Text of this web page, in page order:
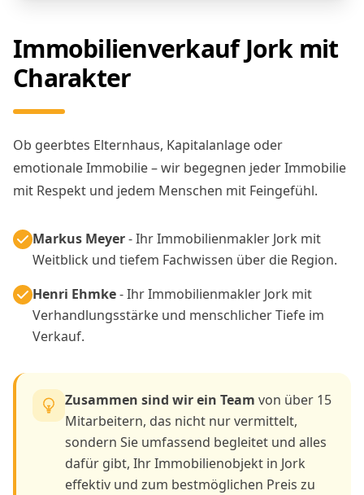
Immobilienverkauf Jork mit
Charakter
Ob geerbtes Elternhaus, Kapitalanlage oder
emotionale Immobilie – wir begegnen jeder Immobilie
mit Respekt und jedem Menschen mit Feingefühl.
Markus Meyer- Ihr Immobilienmakler Jork mit
Weitblick und tiefem Fachwissen über die Region.
Henri Ehmke- Ihr Immobilienmakler Jork mit
Verhandlungsstärke und menschlicher Tiefe im
Verkauf.
Zusammen sind wir ein Team von über 15
Mitarbeitern, das nicht nur vermittelt,
sondern Sie umfassend begleitet und alles
dafür gibt, Ihr Immobilienobjekt in Jork
effektiv und zum bestmöglichen Preis zu